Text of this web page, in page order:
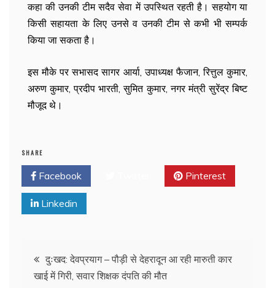
कहा की उनकी टीम सदैव सेवा में उपस्थित रहती है। सहयोग या
किसी सहायता के लिए उनसे व उनकी टीम से कभी भी सम्पर्क
किया जा सकता है।
इस मौके पर सभासद सागर आर्या, उपाध्यक्ष फैजान, रित्तुल कुमार,
अरुण कुमार, प्रदीप भारती, सुमित कुमार, नगर मंत्री सुरेंद्र बिष्ट
मौजूद थे।
SHARE
Facebook Pinterest
Linkedin
दुःखद: देवप्रयाग – पौड़ी से देहरादून आ रही मारुती कार
खाई में गिरी, सवार शिक्षक दंपति की मौत